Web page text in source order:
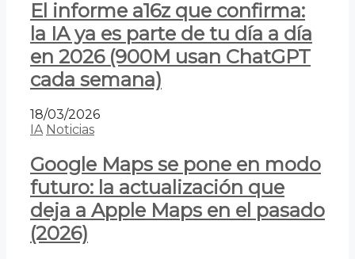
El informe a16z que confirma:
la IA ya es parte de tu día a día
en 2026 (900M usan ChatGPT
cada semana)
18/03/2026
IA Noticias
Google Maps se pone en modo
futuro: la actualización que
deja a Apple Maps en el pasado
(2026)